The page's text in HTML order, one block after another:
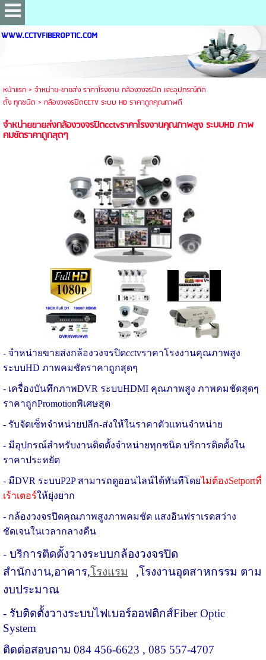
WWW.CCTVFIBEROPTIC.COM
หน้าแรก> จำหน่าย-ขายส่ง ราคาโรงงาน กล้องวงจรปิด และอุปกรณ์ติด
ตั้ง ทุกชนิด > กล้องวงจรปิดCCTV ระบบ HD ราคาถูกคุณภาพดี
จำหน่ายขายส่งกล้องวงจรปิดcctvราคาโรงงานคุณภาพสูง ระบบHD ภาพ
คมชัดราคาถูกสุดๆ
- จำหน่ายขายส่งกล้องวงจรปิดcctvราคาโรงงานคุณภาพสูง
ระบบHD ภาพคมชัดราคาถูกสุดๆ
- เครื่องบันทึกภาพDVR ระบบHDMI คุณภาพสูง ภาพคมชัดสุดๆ
ราคาถูกPromotionพิเศษสุด
- รับจัดเซ็ทจำหน่ายปลีก-ส่งให้ในราคาตัวแทนจำหน่าย
- มีอุปกรณ์สำหรับงานติดตั้งจำหน่ายทุกชนิด บริการติดตั้งใน
ราคาประหยัด
- มีDVR ระบบP2P สามารถดูออนไลน์ได้ทันทีโดยไม่ต้องSetportที่
เร้าเตอร์ให้ยุ่งยาก
- กล้องวงจรปิดคุณภาพสูงภาพคมชัด แสงอินฟราเรดสว่าง
ชัดเจนในเวลากลางคืน
- บริการติดตั้งวางระบบกล้องวงจรปิด
สำนักงาน,อาคาร,โรงแรม
,โรงงานอุตสาหกรรม ตาม
งบประมาณ
- รับติดตั้งวางระบบไฟเบอร์ออฟติกส์Fiber Optic
System
ติดต่อสอบถาม 084 456-6623 , 085 557-4707